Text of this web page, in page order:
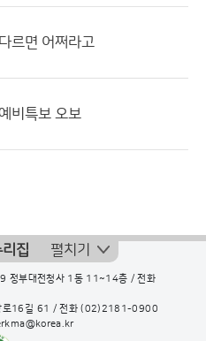
르면 어쩌라고
비특보 오보
집 펼치기
정부대전청사 1동 11~14층 / 전화
로16길 61 / 전화(02)2181-0900